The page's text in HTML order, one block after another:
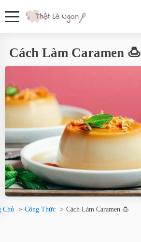
Cách Làm Caramen 🍮
Chủ Công Thức Cách Làm Caramen 🍮